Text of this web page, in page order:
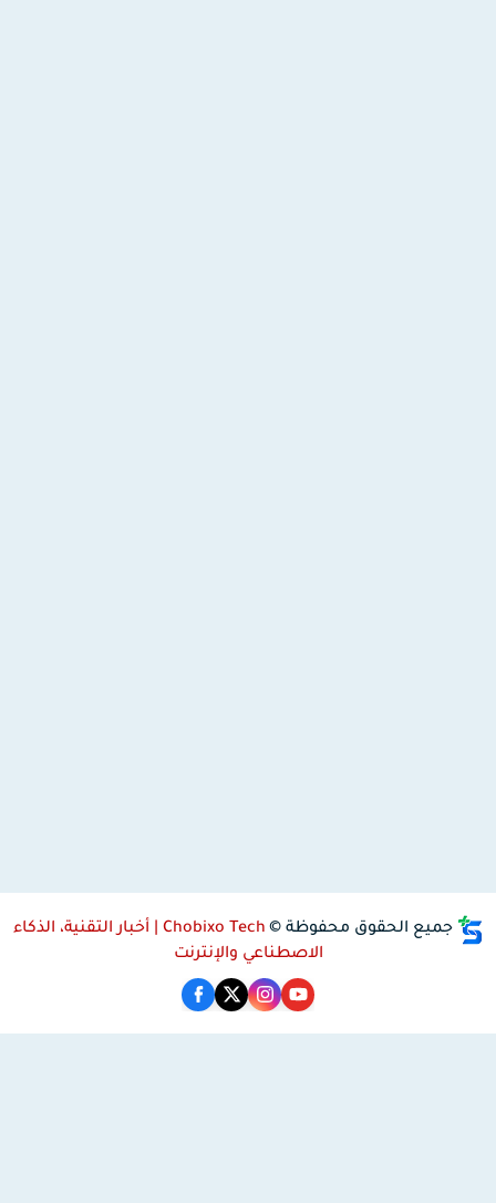
جميع الحقوق محفوظة ©
Chobixo Tech | أخبار التقنية، الذكاء
الاصطناعي والإنترنت